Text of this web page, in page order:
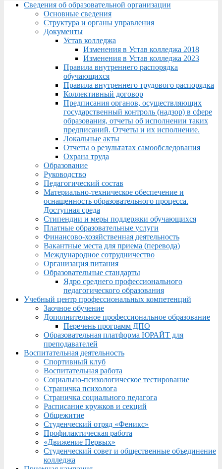
Menu
Сведения об образовательной организации
Основные сведения
Структура и органы управления
Документы
Устав колледжа
Изменения в Устав колледжа 2018
Изменения в Устав колледжа 2023
Правила внутреннего распорядка
обучающихся
Правила внутреннего трудового распорядка
Коллективный договор
Предписания органов, осуществляющих
государственный контроль (надзор) в сфере
образования, отчеты об исполнении таких
предписаний. Отчеты и их исполнение.
Локальные акты
Отчеты о результатах самообследования
Охрана труда
Образование
Руководство
Педагогический состав
Материально-техническое обеспечение и
оснащенность образовательного процесса.
Доступная среда
Стипендии и меры поддержки обучающихся
Платные образовательные услуги
Финансово-хозяйственная деятельность
Вакантные места для приема (перевода)
Международное сотрудничество
Организация питания
Образовательные стандарты
Ядро среднего профессионального
педагогического образования
Учебный центр профессиональных компетенций
Заочное обучение
Дополнительное профессиональное образование
Перечень программ ДПО
Образовательная платформа ЮРАЙТ для
преподавателей
Воспитательная деятельность
Спортивный клуб
Воспитательная работа
Социально-психологическое тестирование
Страничка психолога
Страничка социального педагога
Расписание кружков и секций
Общежитие
Студенческий отряд «Феникс»
Профилактическая работа
«Движение Первых»
Студенческий совет и общественные объединение
колледжа